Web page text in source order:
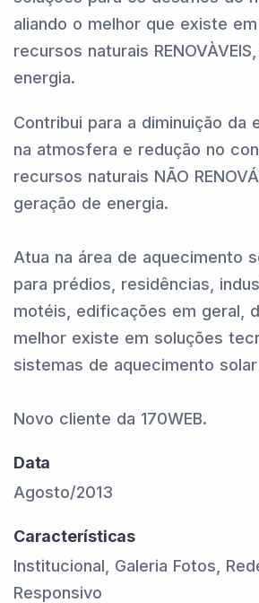
aliando o melhor que existe
recursos naturais
energia.
Contribui para a diminuição da
na atmosfera e redução no
recursos naturais NÃO
geração de energia.
Atua na área de aquecimento
para prédios, residências,
motéis, edificações em geral,
melhor existe em soluções
sistemas de aquecimento
Novo cliente da 170WEB.
Data
Agosto/2013
Características
Institucional, Galeria Fotos,
Responsivo